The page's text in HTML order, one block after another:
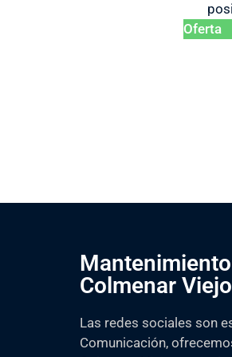
Oferta
Colmenar Viejo
Las redes sociales son
Comunicación,